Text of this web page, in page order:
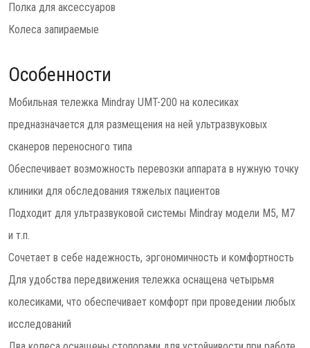
Полка для аксессуаров
Колеса запираемые
Особенности
Мобильная тележка Mindray UMT-200 на колесиках
предназначается для размещения на ней ультразвуковых
сканеров переносного типа
Обеспечивает возможность перевозки аппарата в нужную точку
клиники для обследования тяжелых пациентов
Подходит для ультразвуковой системы Mindray модели M5, M7
и т.п.
Сочетает в себе надежность, эргономичность и комфортность
Для удобства передвижения тележка оснащена четырьмя
колесиками, что обеспечивает комфорт при проведении любых
исследований